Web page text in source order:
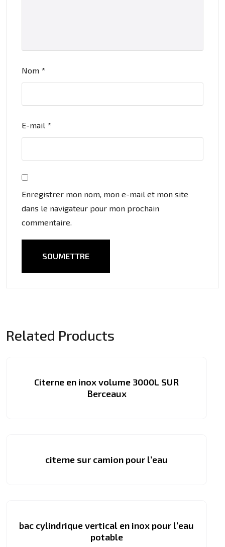
Nom *
E-mail *
Enregistrer mon nom, mon e-mail et mon site
dans le navigateur pour mon prochain
commentaire.
Related Products
Citerne en inox volume 3000L SUR
Berceaux
citerne sur camion pour l’eau
bac cylindrique vertical en inox pour l’eau
potable